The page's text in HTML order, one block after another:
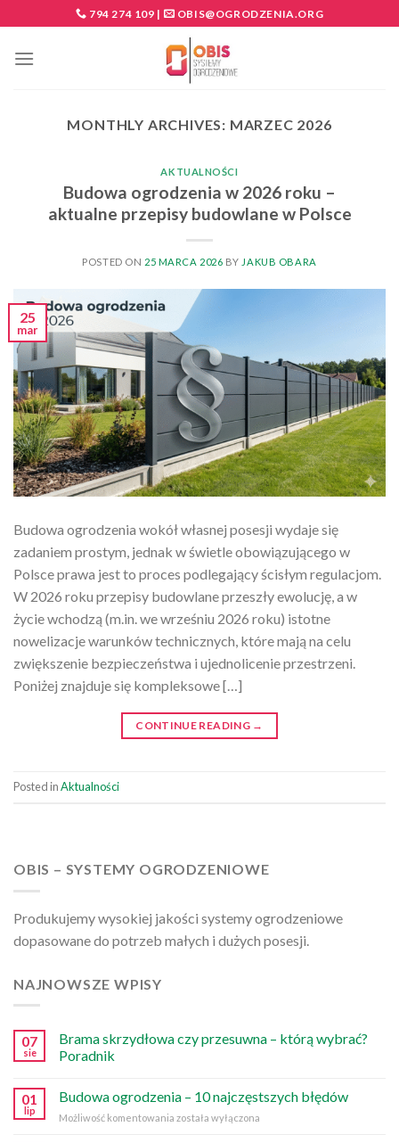
to
content
794 274 109 | OBIS@OGRODZENIA.ORG
MONTHLY ARCHIVES: MARZEC 2026
AKTUALNOŚCI
Budowa ogrodzenia w 2026 roku –
aktualne przepisy budowlane w Polsce
POSTED ON 25 MARCA 2026 BY JAKUB OBARA
25
mar
Budowa ogrodzenia wokół własnej posesji wydaje się
zadaniem prostym, jednak w świetle obowiązującego w
Polsce prawa jest to proces podlegający ścisłym regulacjom.
W 2026 roku przepisy budowlane przeszły ewolucję, a w
życie wchodzą (m.in. we wrześniu 2026 roku) istotne
nowelizacje warunków technicznych, które mają na celu
zwiększenie bezpieczeństwa i ujednolicenie przestrzeni.
Poniżej znajduje się kompleksowe […]
CONTINUE READING →
Posted inAktualności
OBIS – SYSTEMY OGRODZENIOWE
Produkujemy wysokiej jakości systemy ogrodzeniowe
dopasowane do potrzeb małych i dużych posesji.
NAJNOWSZE WPISY
07
sie
Brama skrzydłowa czy przesuwna – którą wybrać?
Poradnik
01
lip
Budowa ogrodzenia – 10 najczęstszych błędów
Możliwość komentowania Budowa
została wyłączona